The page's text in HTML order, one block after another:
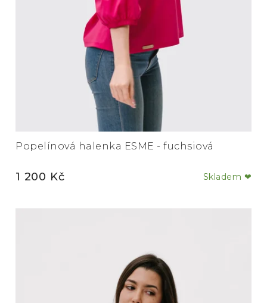
Popelínová halenka ESME - fuchsiová
Skladem ❤
1 200 Kč